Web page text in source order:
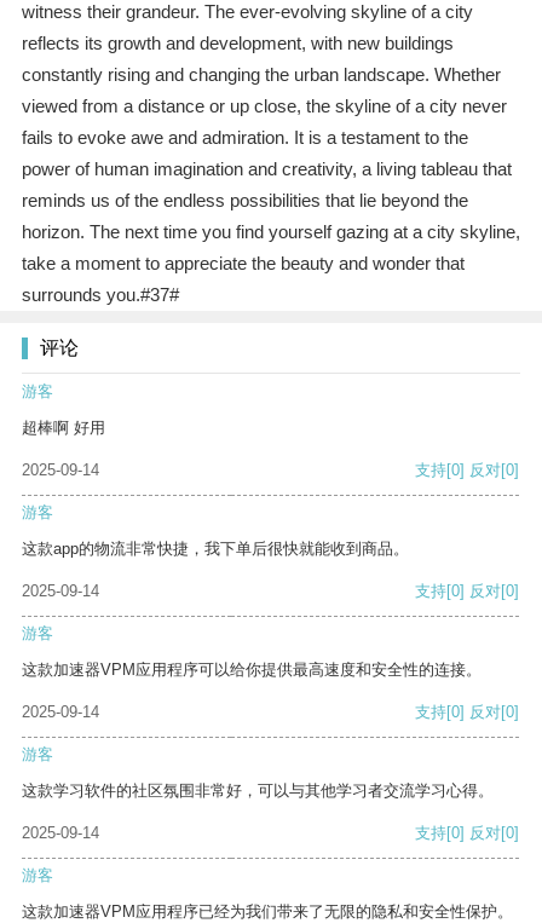
witness their grandeur. The ever-evolving skyline of a city
reflects its growth and development, with new buildings
constantly rising and changing the urban landscape. Whether
viewed from a distance or up close, the skyline of a city never
fails to evoke awe and admiration. It is a testament to the
power of human imagination and creativity, a living tableau that
reminds us of the endless possibilities that lie beyond the
horizon. The next time you find yourself gazing at a city skyline,
take a moment to appreciate the beauty and wonder that
surrounds you.#37#
评论
游客
超棒啊 好用
2025-09-14 支持[0] 反对[0]
游客
这款app的物流非常快捷，我下单后很快就能收到商品。
2025-09-14 支持[0] 反对[0]
游客
这款加速器VPM应用程序可以给你提供最高速度和安全性的连接。
2025-09-14 支持[0] 反对[0]
游客
这款学习软件的社区氛围非常好，可以与其他学习者交流学习心得。
2025-09-14 支持[0] 反对[0]
游客
这款加速器VPM应用程序已经为我们带来了无限的隐私和安全性保护。